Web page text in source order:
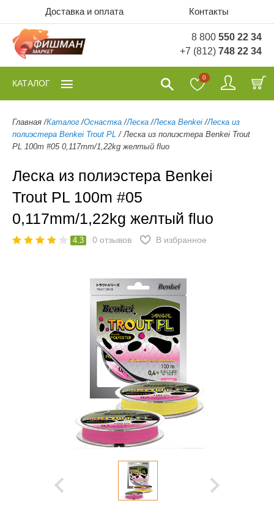
Доставка и оплата Контакты
8 800 550 22 34
+7 (812) 748 22 34
0
КАТАЛОГ
Главная /Каталог /Оснастка /Леска /Леска Benkei /Леска из
полиэстера Benkei Trout PL /Леска из полиэстера Benkei Trout
PL 100m #05 0,117mm/1,22kg желтый fluo
Леска из полиэстера Benkei
Trout PL 100m #05
0,117mm/1,22kg желтый fluo
4.3 0 отзывов В избранное